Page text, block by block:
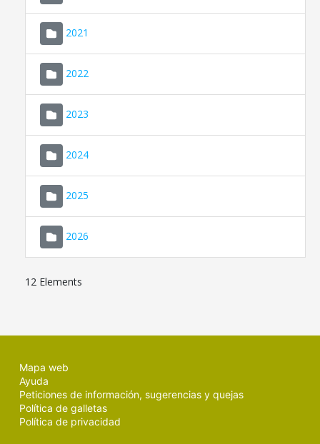
2021
2022
2023
2024
2025
2026
12 Elements
Mapa web
Ayuda
Peticiones de información, sugerencias y quejas
Política de galletas
Política de privacidad